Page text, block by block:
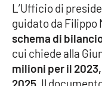
Economia e
Politica
Sanità
L’Ufficio di
guidato da Filippo
schema di
cui chiede alla
milioni per il 2023,
2025. Il